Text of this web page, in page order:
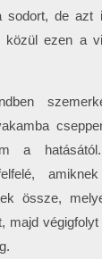
sodort, de
ezen a
a
össze,
majd